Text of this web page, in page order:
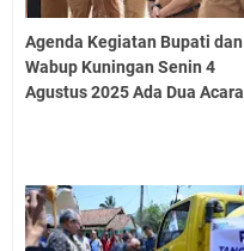
Agenda Kegiatan Bupati dan
Wabup Kuningan Senin 4
Agustus 2025 Ada Dua Acara